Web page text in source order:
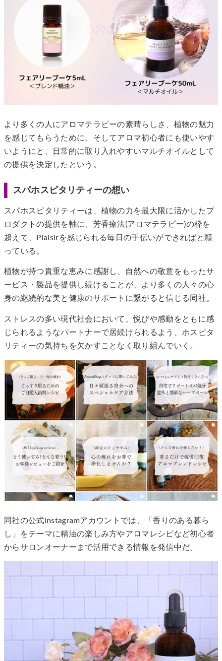
より多くの人にアロマテラピーの素晴らしさ、植物の魅力
を感じてもらうために、そしてアロマ初心者にも使いやす
いようにと、日常的に取り入れやすいマルチオイルとして
の提供を決定したという。
スパホスピタリティーの想い
スパホスピタリティーは、植物の力を最大限に活かしたプ
ロダクトの提供を軸に、芳香療法(アロマテラピー)の枠を
超えて、Plaisirを感じられる毎日の手伝いができればと願
っている。
植物が持つ貴重な恵みに感謝し、自然への敬意をもったサ
ービス・製品を提供し続けることが、より多くの人々の心
身の継続的な美と健康のサポートに繋がると信じる同社。
ストレスの多い現代社会において、悦びや感動をともに感
じられるようなパートナーで居続けられるよう、ホスピタ
リティーの気持ちを欠かすことなく取り組んでいく。
同社の公式instagramアカウントでは、「香りのある暮ら
し」をテーマに精油の楽しみ方やアロマレシピなど初心者
からサロンオーナーまで活用できる情報を発信中だ。